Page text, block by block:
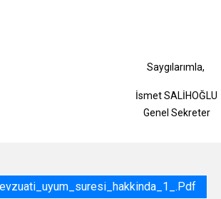
SALİHOĞLU
Sekreter